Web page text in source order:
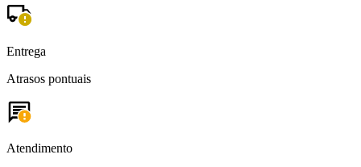
Entrega
Atrasos pontuais
Atendimento